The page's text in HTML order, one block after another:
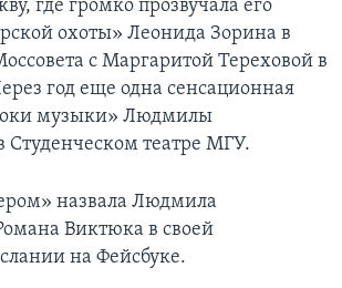
где громко прозвучала его
охоты» Леонида Зорина в
с Маргаритой Тереховой в
год еще одна сенсационная
музыки» Людмилы
Студенческом театре МГУ.
назвала Людмила
Виктюка в своей
на Фейсбуке.